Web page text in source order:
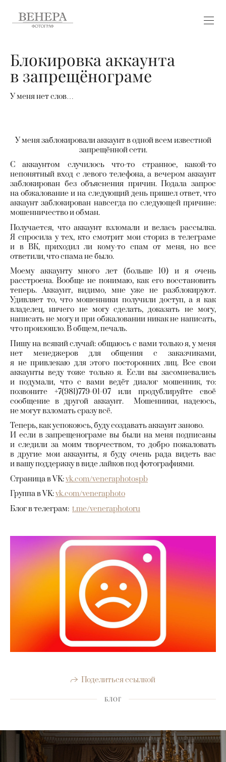
Блокировка аккаунта
в запрещёнограме
У меня нет слов…
У меня заблокировали аккаунт в одной всем известной
запрещённой сети.
С аккаунтом случилось что-то странное, какой-то
непонятный вход с левого телефона, а вечером аккаунт
заблокирован без объяснения причин. Подала запрос
на обжалование и на следующий день пришел ответ, что
аккаунт заблокирован навсегда по следующей причине:
мошенничество и обман.
Получается, что аккаунт взломали и велась рассылка.
Я спросила у тех, кто смотрит мои сториз в телеграме
и в ВК, приходил ли кому-то спам от меня, но все
ответили, что спама не было.
Моему аккаунту много лет (больше 10) и я очень
расстроена. Вообще не понимаю, как его восстановить
теперь. Аккаунт, видимо, мне уже не разблокируют.
Удивляет то, что мошенники получили доступ, а я как
владелец, ничего не могу сделать, доказать не могу,
написать не могу и при обжаловании никак не написать,
что произошло. В общем, печаль.
Пишу на всякий случай: общаюсь с вами только я, у меня
нет менеджеров для общения с заказчиками,
я не привлекаю для этого посторонних лиц. Все свои
аккаунты веду тоже только я. Если вы засомневались
и подумали, что с вами ведёт диалог мошенник, то:
позвоните +7(981)779-01-07 или продублируйте своё
сообщение в другой аккаунт. Мошенники, надеюсь,
не могут взломать сразу всё.
Теперь, как успокоюсь, буду создавать аккаунт заново.
И если в запрещенограме вы были на меня подписаны
и следили за моим творчеством, то добро пожаловать
в другие мои аккаунты, я буду очень рада видеть вас
и вашу поддержку в виде лайков под фотографиями.
Страница в VK:vk.com/veneraphotospb
Группа в VK:vk.com/veneraphoto
Блог в телеграм: t.me/veneraphotoru
Поделиться ссылкой
БЛОГ